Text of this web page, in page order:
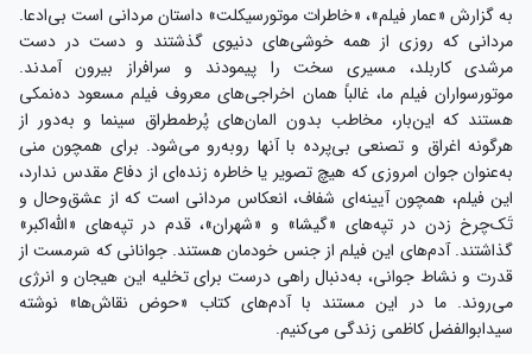
به گزارش «عمار فیلم»، «خاطرات موتورسیکلت» داستان مردانی است بی‌ادعا.
مردانی که روزی از همه خوشی‌های دنیوی گذشتند و دست در دست
مرشدی کاربلد، مسیری سخت را پیمودند و سرافراز بیرون آمدند.
موتورسواران فیلم ما، غالباً همان اخراجی‌های معروف فیلم مسعود ده‌نمکی
هستند که این‌بار، مخاطب بدون المان‌های پُرطمطراق سینما و به‌دور از
هرگونه اغراق و تصنعی بی‌پرده با آنها رو‌به‌رو می‌شود. برای همچون منی
به‌عنوان جوان امروزی که هیچ تصویر یا خاطره زنده‌ای از دفاع مقدس ندارد،
این فیلم، همچون آیینه‌ای شفاف، انعکاس مردانی است که از عشق‌و‌حال و
تَک‌چرخ زدن در تپه‌های «گیشا» و «شهران»، قدم در تپه‌های «الله‌اکبر»
گذاشتند. آدم‌های این فیلم از جنس خودمان هستند. جوانانی که سَرمست از
قدرت و نشاط جوانی، به‌دنبال راهی درست برای تخلیه این هیجان و انرژی
می‌روند. ما در این مستند با آدم‌های کتاب «حوض نقاش‌ها» نوشته
سیدابوالفضل کاظمی زندگی می‌کنیم.